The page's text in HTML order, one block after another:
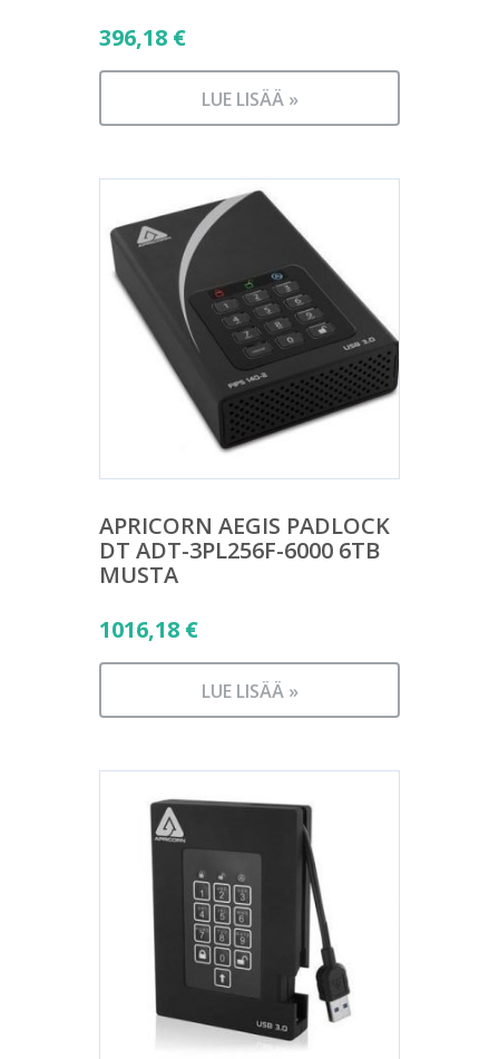
396,18 €
LUE LISÄÄ »
APRICORN AEGIS PADLOCK
DT ADT-3PL256F-6000 6TB
MUSTA
1016,18 €
LUE LISÄÄ »